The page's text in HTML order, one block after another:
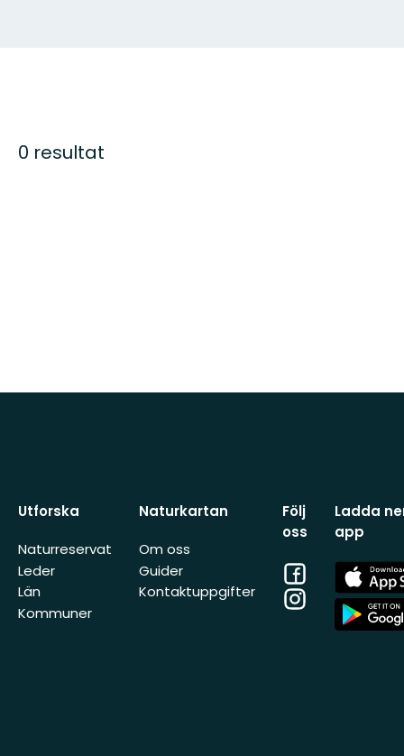
0 resultat
Utforska
Naturreservat
Leder
Län
Kommuner
Naturkartan
Om oss
Guider
Kontaktuppgifter
Följ
oss
Facebook
Instagram
Ladda
app
App
Store
App
Store